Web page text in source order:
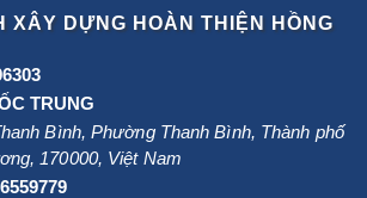
XÂY DỰNG HOÀN THIỆN HỒNG
TRUNG
Bình, Phường Thanh Bình, Thành phố
, 170000, Việt Nam